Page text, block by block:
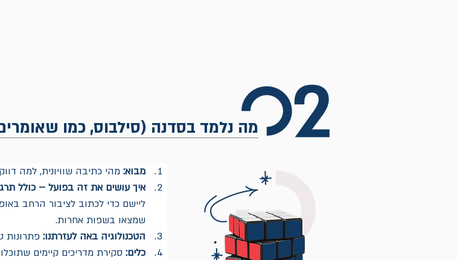
מה נלמד בסדנה (סילבוס, כמו
מבוא: מהי כתיבה שוויונית, למה
איך עושים את זה בפועל – כולל
ליישם כדי לכתוב לציבור הרחב
שמצאו בשפות אחרות.
הטכנולוגיה באה לעזרתנו: פתרונות
כלים: סקירת מדריכים קיימים